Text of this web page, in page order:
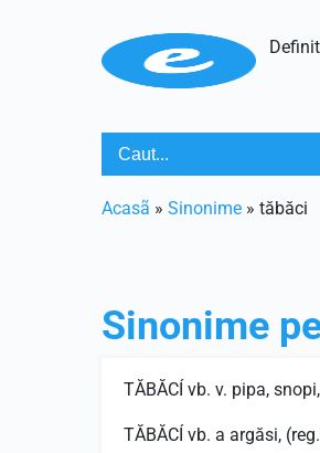
Acasã » Sinonime » tăbăci
Sinonime
TĂBĂCÍ vb. v. pipa,
TĂBĂCÍ vb. a argăsi,